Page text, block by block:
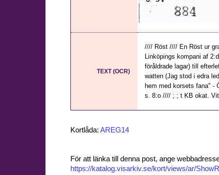
TEXT (OCR)
//// Röst //// En Röst ur
Linköpings kompani af
föråldrade lagar) till
watten (Jag stod i edra
hem med korsets fana" -
s. 8:o //// ; ; t KB okat.
Kortlåda: AREG14
För att länka till denna post, ange
https://katalog.visarkiv.se/kort/views/ar/